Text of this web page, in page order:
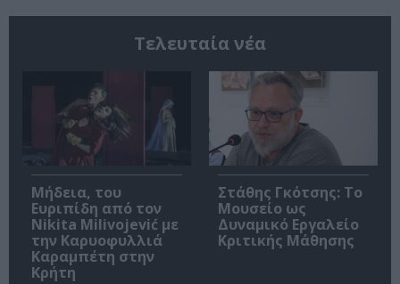
Τελευταία νέα
Μήδεια, του
Ευριπίδη από τον
Nikita Milivojević με
την Καρυοφυλλιά
Καραμπέτη στην
Κρήτη
Στάθης Γκότσης: Το
Μουσείο ως
Δυναμικό Εργαλείο
Κριτικής Μάθησης